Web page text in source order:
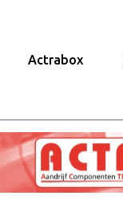
Actrabox